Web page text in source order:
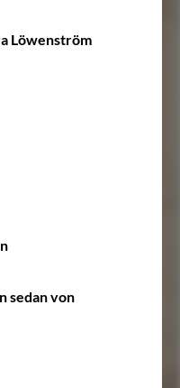
Löwenström
sedan von